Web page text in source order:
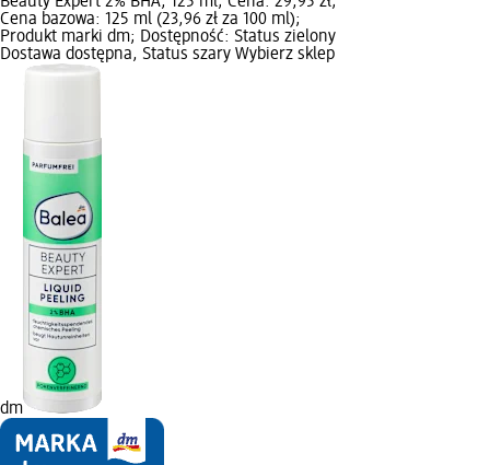
Cena bazowa: 125 ml (23,96 zł za 100 ml);
Produkt marki dm; Dostępność: Status zielony
Dostawa dostępna, Status szary Wybierz sklep
dm